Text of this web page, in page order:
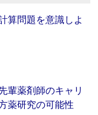
算問題を意識しよ
輩薬剤師のキャリ
薬研究の可能性